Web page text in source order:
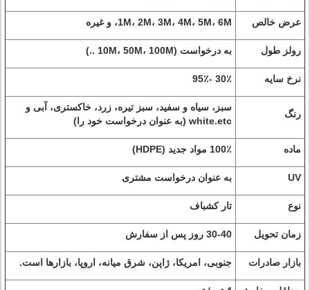
عرض خالص 1M، 2M، 3M، 4M، 5M، 6M، و غیره
رولز طول به درخواست (10M، 50M، 100M ..)
نرخ سایه 30٪ -95٪
رنگ
سبز، سیاه و سفید، سبز تیره، زرد، خاکستری، آبی و
white.etc (به عنوان درخواست خود را)
ماده 100٪ مواد جدید (HDPE)
UV به عنوان درخواست مشتری
نوع تار کشباف
زمان تحویل 30-40 روز پس از سفارش
بازار صادرات جنوبی، امریکا، ژاپن، شرق میانه، اروپا، بازارها است.